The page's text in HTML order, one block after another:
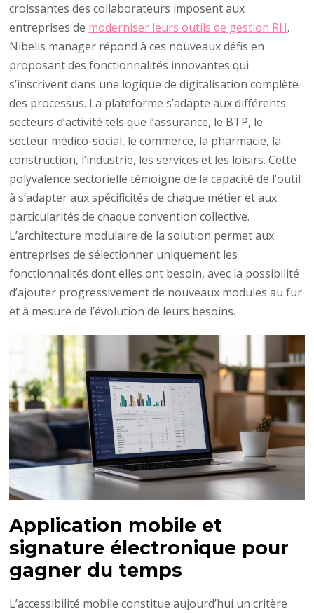
croissantes des collaborateurs imposent aux
entreprises de moderniser leurs outils de gestion RH.
Nibelis manager répond à ces nouveaux défis en
proposant des fonctionnalités innovantes qui
s’inscrivent dans une logique de digitalisation complète
des processus. La plateforme s’adapte aux différents
secteurs d’activité tels que l’assurance, le BTP, le
secteur médico-social, le commerce, la pharmacie, la
construction, l’industrie, les services et les loisirs. Cette
polyvalence sectorielle témoigne de la capacité de l’outil
à s’adapter aux spécificités de chaque métier et aux
particularités de chaque convention collective.
L’architecture modulaire de la solution permet aux
entreprises de sélectionner uniquement les
fonctionnalités dont elles ont besoin, avec la possibilité
d’ajouter progressivement de nouveaux modules au fur
et à mesure de l’évolution de leurs besoins.
Application mobile et
signature électronique pour
gagner du temps
L’accessibilité mobile constitue aujourd’hui un critère